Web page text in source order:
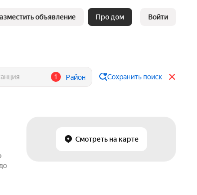
объявление Про дом Войти
1 Район Сохранить поиск
Смотреть на карте